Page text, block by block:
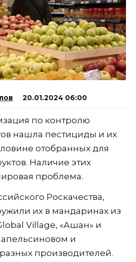
20.01.2024 06:00
по контролю
нашла пестициды и их
отобранных для
Наличие этих
проблема.
Роскачества,
их в мандаринах из
Village, «Ашан» и
апельсиновом и
производителей.